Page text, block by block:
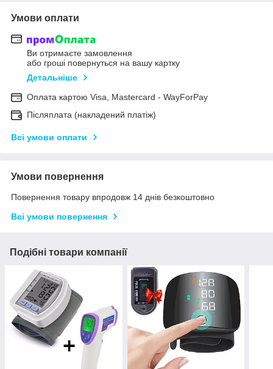
Умови оплати
Ви отримаєте замовлення
або гроші повернуться на вашу картку
Детальніше
Оплата картою Visa, Mastercard - WayForPay
Післяплата (накладений платіж)
Всі умови оплати
Умови повернення
Повернення товару впродовж 14 днів безкоштовно
Всі умови повернення
Подібні товари компанії